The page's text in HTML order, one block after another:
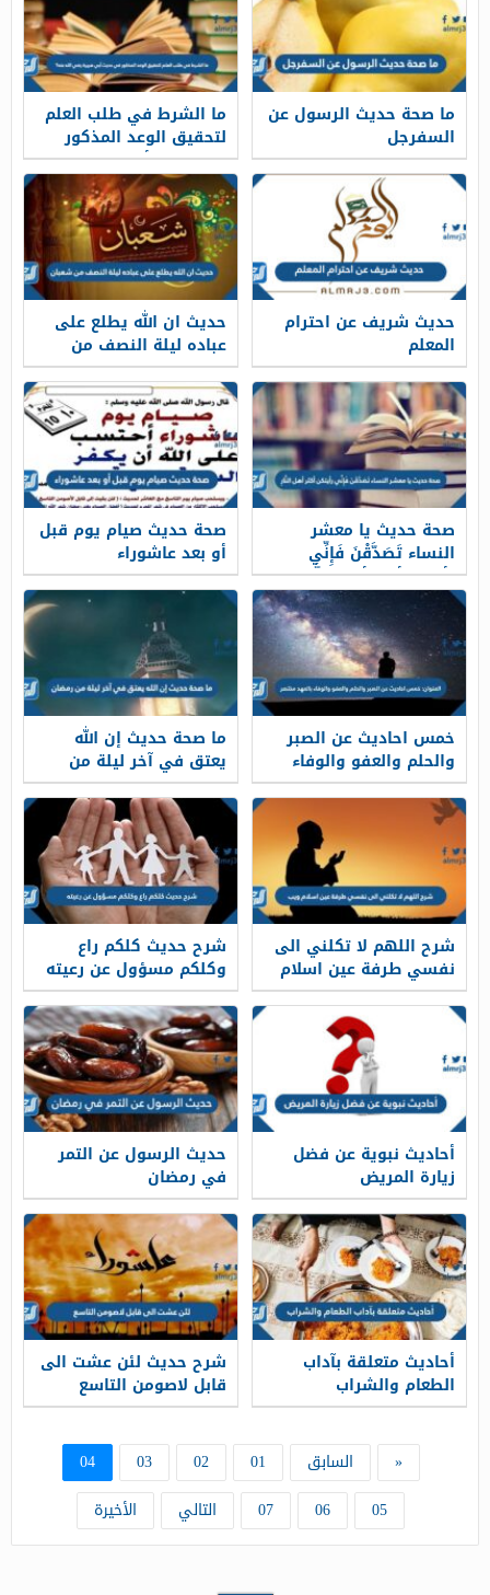
ما صحة حديث الرسول عن
السفرجل
ما الشرط في طلب العلم
لتحقيق الوعد المذكور
في حديث أبي هريرة
رضي الله عنه؟
حديث شريف عن احترام
المعلم
حديث ان الله يطلع على
عباده ليلة النصف من
شعبان
صحة حديث يا معشر
النساء تَصَدَّقْنَ فَإِنِّي
رأيتكن أكثر أهل النَّارِ
صحة حديث صيام يوم قبل
أو بعد عاشوراء
خمس احاديث عن الصبر
والحلم والعفو والوفاء
بالعهد مختصر
ما صحة حديث إن الله
يعتق في آخر ليلة من
رمضان
شرح اللهم لا تكلني الى
نفسي طرفة عين اسلام
ويب
شرح حديث كلكم راع
وكلكم مسؤول عن رعيته
أحاديث نبوية عن فضل
زيارة المريض
حديث الرسول عن التمر
في رمضان
أحاديث متعلقة بآداب
الطعام والشراب
شرح حديث لئن عشت الى
قابل لاصومن التاسع
« السابق 01
02
03
04
05
06
07 التالي الأخيرة